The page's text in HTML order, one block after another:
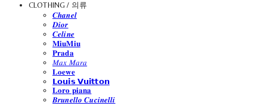
CLOTHING / 의류
𝑪𝒉𝒂𝒏𝒆𝒍
𝑫𝒊𝒐𝒓
𝑪𝒆𝒍𝒊𝒏𝒆
𝐌𝐢𝐮𝐌𝐢𝐮
𝐏𝐫𝐚𝐝𝐚
𝑀𝑎𝑥 𝑀𝑎𝑟𝑎
𝐋𝐨𝐞𝐰𝐞
𝗟𝗼𝘂𝗶𝘀 𝗩𝘂𝗶𝘁𝘁𝗼𝗻
𝐋𝐨𝐫𝐨 𝐩𝐢𝐚𝐧𝐚
𝑩𝒓𝒖𝒏𝒆𝒍𝒍𝒐 𝑪𝒖𝒄𝒊𝒏𝒆𝒍𝒍𝒊